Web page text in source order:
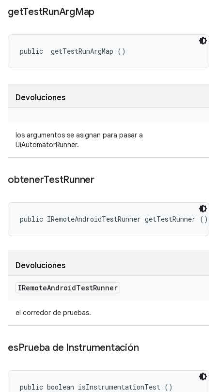
getTestRunArgMap
public getTestRunArgMap ()
Devoluciones
los argumentos se asignan para pasar a
UiAutomatorRunner.
obtenerTestRunner
public IRemoteAndroidTestRunner getTestRunner ()
Devoluciones
IRemoteAndroidTestRunner
el corredor de pruebas.
esPrueba de Instrumentación
public boolean isInstrumentationTest ()